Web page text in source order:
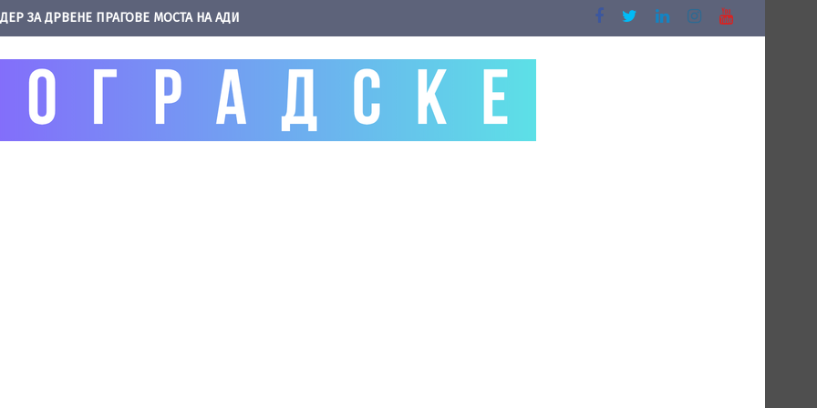
ЗА ДРВЕНЕ ПРАГОВЕ МОСТА НА АДИ